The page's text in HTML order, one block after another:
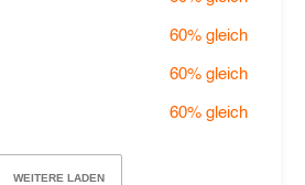
60% gleich
60% gleich
60% gleich
WEITERE LADEN